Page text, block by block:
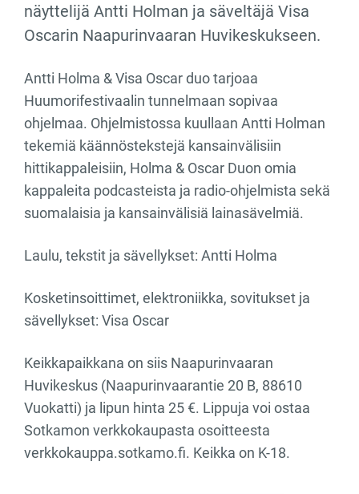
näyttelijä Antti Holman ja säveltäjä Visa
Oscarin Naapurinvaaran Huvikeskukseen.
Antti Holma & Visa Oscar duo tarjoaa
Huumorifestivaalin tunnelmaan sopivaa
ohjelmaa. Ohjelmistossa kuullaan Antti Holman
tekemiä käännöstekstejä kansainvälisiin
hittikappaleisiin, Holma & Oscar Duon omia
kappaleita podcasteista ja radio-ohjelmista sekä
suomalaisia ja kansainvälisiä lainasävelmiä.
Laulu, tekstit ja sävellykset: Antti Holma
Kosketinsoittimet, elektroniikka, sovitukset ja
sävellykset: Visa Oscar
Keikkapaikkana on siis Naapurinvaaran
Huvikeskus (Naapurinvaarantie 20 B, 88610
Vuokatti) ja lipun hinta 25 €. Lippuja voi ostaa
Sotkamon verkkokaupasta osoitteesta
verkkokauppa.sotkamo.fi. Keikka on K-18.